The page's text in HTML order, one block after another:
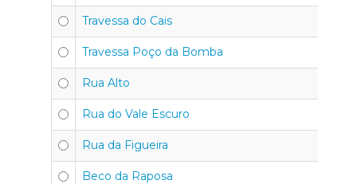
Travessa do Cais
Travessa Poço da Bomba
Rua Alto
Rua do Vale Escuro
Rua da Figueira
Beco da Raposa